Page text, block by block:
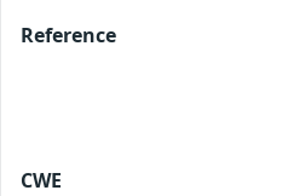
Reference
CWE